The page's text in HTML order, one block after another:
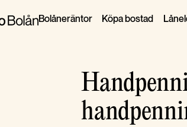
Bolåneräntor Köpa bostad